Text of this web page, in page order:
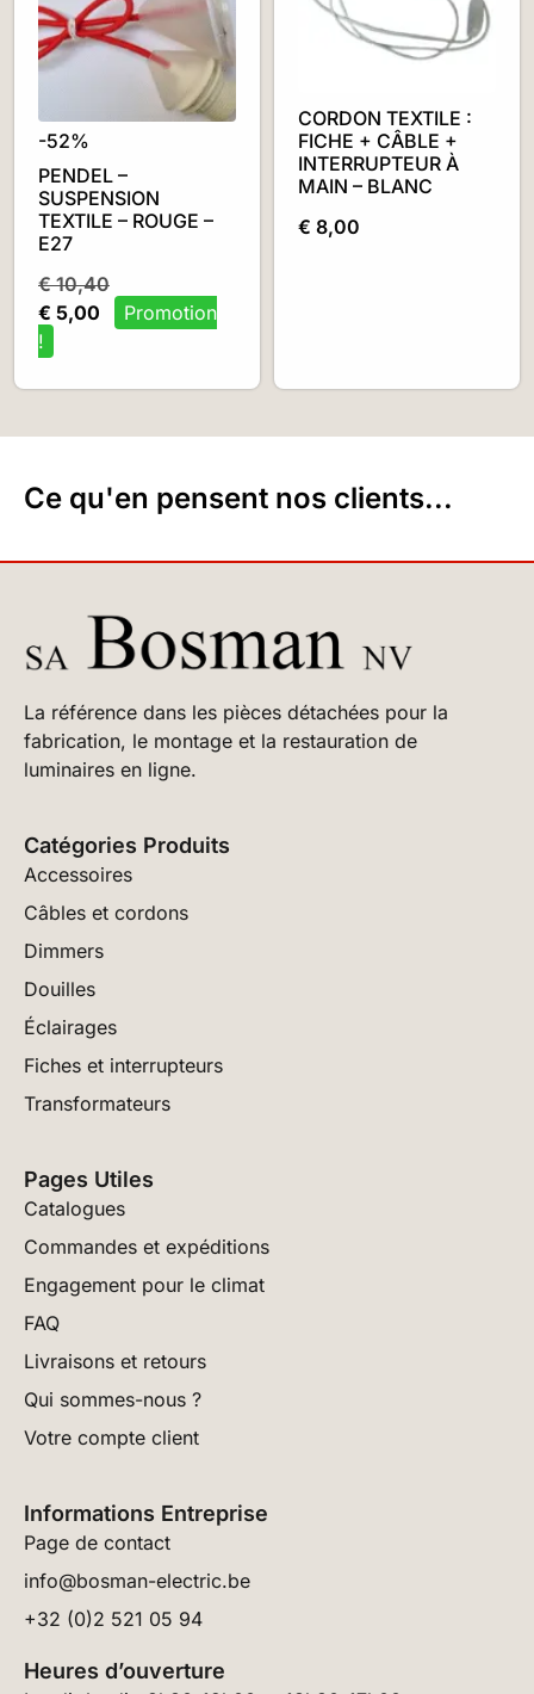
-52%
PENDEL –
SUSPENSION
TEXTILE – ROUGE –
E27
€10,40
€ 5,00
CORDON TEXTILE :
FICHE + CÂBLE +
INTERRUPTEUR À
MAIN – BLANC
€ 8,00
Ce qu'en pensent nos clients...
La référence dans les pièces détachées pour la
fabrication, le montage et la restauration de
luminaires en ligne.
Catégories Produits
Accessoires
Câbles et cordons
Dimmers
Douilles
Éclairages
Fiches et interrupteurs
Transformateurs
Pages Utiles
Catalogues
Commandes et expéditions
Engagement pour le climat
FAQ
Livraisons et retours
Qui sommes-nous ?
Votre compte client
Informations Entreprise
Page de contact
info@bosman-electric.be
+32 (0)2 521 05 94
Heures d’ouverture